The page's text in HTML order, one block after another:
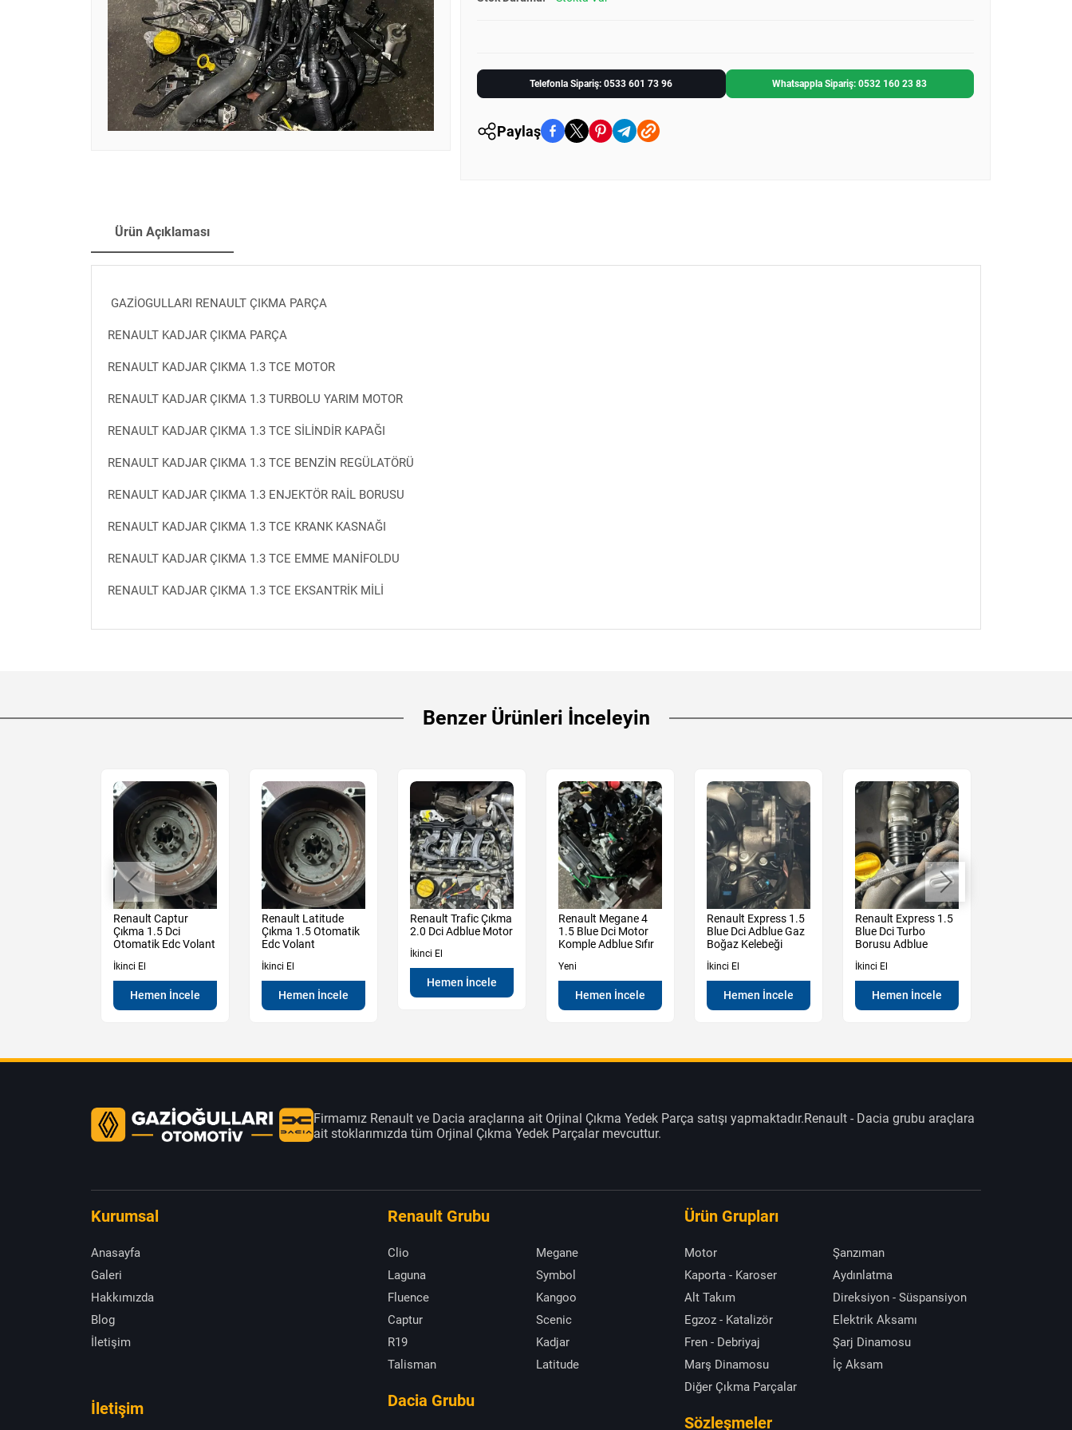
Telefonla Sipariş: 0533 601 73 96 Whatsappla Sipariş: 0532 160 23 83
Paylaş
Ürün Açıklaması
GAZİOGULLARI RENAULT ÇIKMA PARÇA
RENAULT KADJAR ÇIKMA PARÇA
RENAULT KADJAR ÇIKMA 1.3 TCE MOTOR
RENAULT KADJAR ÇIKMA 1.3 TURBOLU YARIM MOTOR
RENAULT KADJAR ÇIKMA 1.3 TCE SİLİNDİR KAPAĞI
RENAULT KADJAR ÇIKMA 1.3 TCE BENZİN REGÜLATÖRÜ
RENAULT KADJAR ÇIKMA 1.3 ENJEKTÖR RAİL BORUSU
RENAULT KADJAR ÇIKMA 1.3 TCE KRANK KASNAĞI
RENAULT KADJAR ÇIKMA 1.3 TCE EMME MANİFOLDU
RENAULT KADJAR ÇIKMA 1.3 TCE EKSANTRİK MİLİ
Benzer Ürünleri İnceleyin
Renault Captur
Çıkma 1.5 Dci
Otomatik Edc Volant
İkinci El
Hemen İncele
Renault Latitude
Çıkma 1.5 Otomatik
Edc Volant
İkinci El
Hemen İncele
Renault Trafic Çıkma
2.0 Dci Adblue Motor
İkinci El
Hemen İncele
Renault Megane 4
1.5 Blue Dci Motor
Komple Adblue Sıfır
Yeni
Hemen İncele
Renault Express 1.5
Blue Dci Adblue Gaz
Boğaz Kelebeği
İkinci El
Hemen İncele
Renault Express 1.5
Blue Dci Turbo
Borusu Adblue
İkinci El
Hemen İncele
Firmamız Renault ve Dacia araçlarına ait Orjinal Çıkma Yedek Parça satışı yapmaktadır.Renault - Dacia grubu araçlara
ait stoklarımızda tüm Orjinal Çıkma Yedek Parçalar mevcuttur.
Kurumsal
Anasayfa
Galeri
Hakkımızda
Blog
İletişim
İletişim
Renault Grubu
Clio
Megane
Laguna
Symbol
Fluence
Kangoo
Captur
Scenic
R19
Kadjar
Talisman
Latitude
Dacia Grubu
Ürün Grupları
Motor
Şanzıman
Kaporta - Karoser
Aydınlatma
Alt Takım
Direksiyon - Süspansiyon
Egzoz - Katalizör
Elektrik Aksamı
Fren - Debriyaj
Şarj Dinamosu
Marş Dinamosu
İç Aksam
Diğer Çıkma Parçalar
Sözleşmeler